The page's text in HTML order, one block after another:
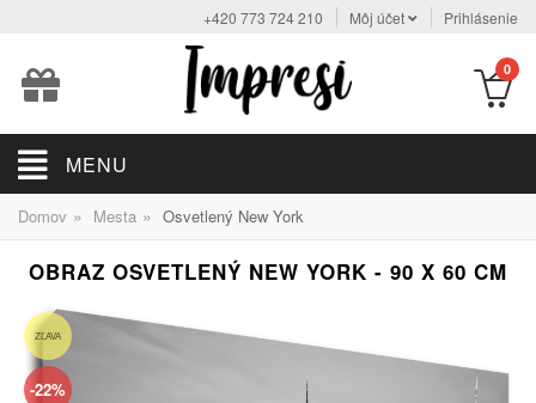
+420 773 724 210 Môj účet Prihlásenie
0
MENU
Domov » Mesta » Osvetlený New York
OBRAZ OSVETLENÝ NEW YORK - 90 X 60 CM
ZĽAVA
-22%